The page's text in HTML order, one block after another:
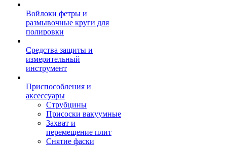
Войлоки фетры и
размывочные круги для
полировки
Средства защиты и
измерительный
инструмент
Приспособления и
аксессуары
Струбцины
Присоски вакуумные
Захват и
перемещение плит
Снятие фаски